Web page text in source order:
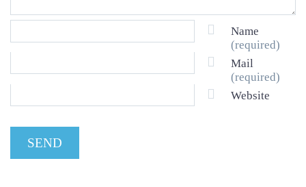
Name
(required)
Mail
(required)
Website